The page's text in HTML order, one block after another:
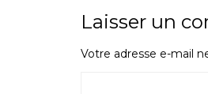
Laisser un
Votre adresse e-mail